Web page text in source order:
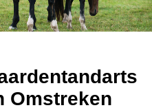
Omstreken